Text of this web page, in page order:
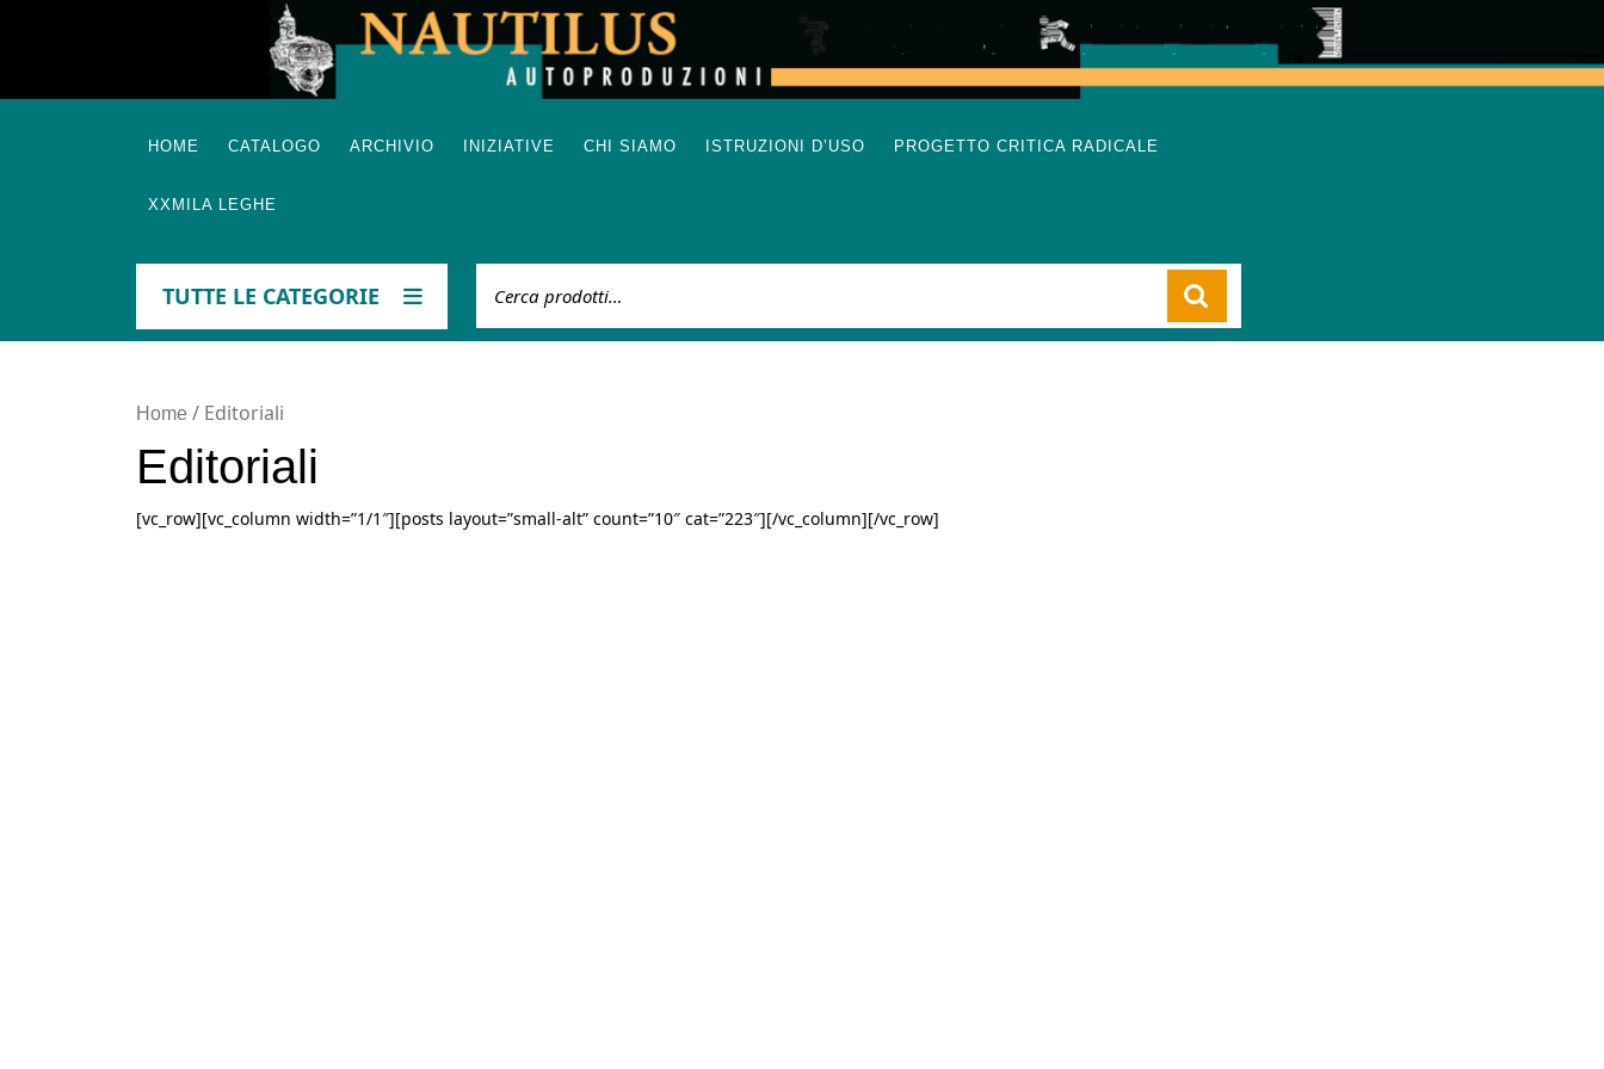
HOME CATALOGO ARCHIVIO INIZIATIVE CHI SIAMO ISTRUZIONI D’USO PROGETTO CRITICA RADICALE
XXMILA LEGHE
TUTTE LE CATEGORIE
Home / Editoriali
Editoriali
[vc_row][vc_column width=”1/1″][posts layout=”small-alt” count=”10″ cat=”223″][/vc_column][/vc_row]